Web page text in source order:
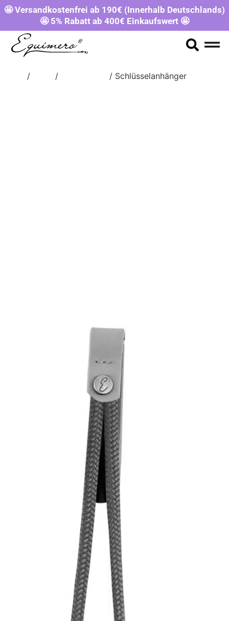
🤩 Versandkostenfrei ab 190€ (Innerhalb Deutschlands)
🤩 5% Rabatt ab 400€ Einkaufswert 🤩
/ / / Schlüsselanhänger